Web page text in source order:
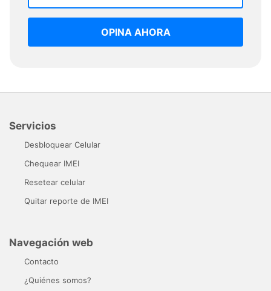
OPINA AHORA
Servicios
Desbloquear Celular
Chequear IMEI
Resetear celular
Quitar reporte de IMEI
Navegación web
Contacto
¿Quiénes somos?